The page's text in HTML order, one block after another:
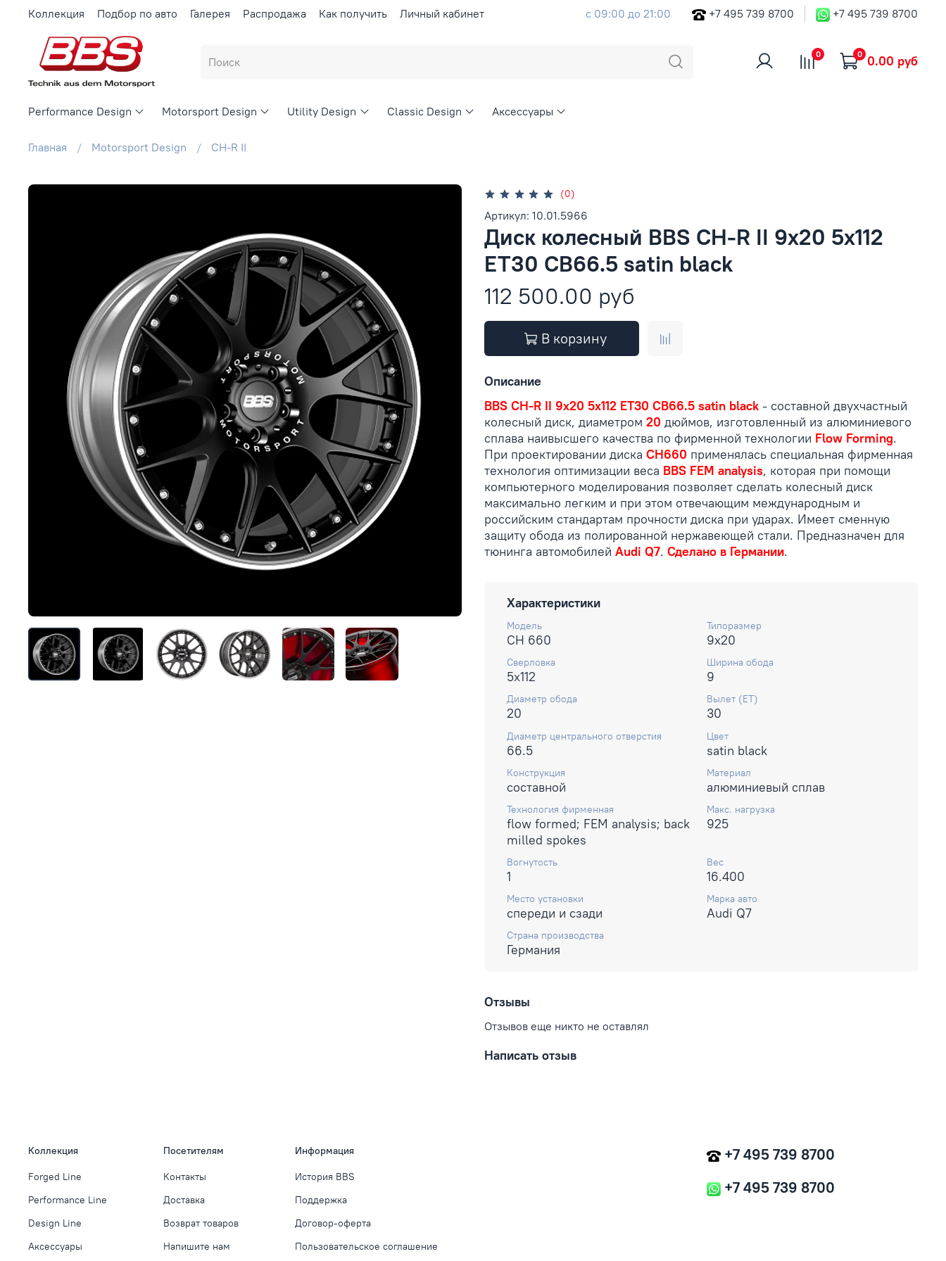
Коллекция Подбор по авто Галерея Распродажа Как получить Личный кабинет с 09:00 до 21:00 +7 495 739 8700 +7 495 739 8700
0 0 0.00 руб
Performance Design Motorsport Design Utility Design Classic Design Аксессуары
Главная Motorsport Design CH-R II
(0)
Артикул: 10.01.5966
Диск колесный BBS CH-R II 9x20 5x112
ET30 CB66.5 satin black
112 500.00 руб
В корзину
Описание
BBS CH-R II 9x20 5x112 ET30 CB66.5 satin black - составной двухчастный
колесный диск, диаметром 20 дюймов, изготовленный из алюминиевого
сплава наивысшего качества по фирменной технологии Flow Forming.
При проектировании диска CH660 применялась специальная фирменная
технология оптимизации веса BBS FEM analysis, которая при помощи
компьютерного моделирования позволяет сделать колесный диск
максимально легким и при этом отвечающим международным и
российским стандартам прочности диска при ударах. Имеет сменную
защиту обода из полированной нержавеющей стали. Предназначен для
тюнинга автомобилей Audi Q7. Сделано в Германии.
Характеристики
Модель
CH 660
Типоразмер
9x20
Сверловка
5x112
Ширина обода
9
Диаметр обода
20
Вылет (ET)
30
Диаметр центрального отверстия
66.5
Цвет
satin black
Конструкция
составной
Материал
алюминиевый сплав
Технология фирменная
flow formed; FEM analysis; back
milled spokes
Макс. нагрузка
925
Вогнутость
1
Вес
16.400
Место установки
спереди и сзади
Марка авто
Audi Q7
Страна производства
Германия
Отзывы
Отзывов еще никто не оставлял
Написать отзыв
Коллекция
Forged Line
Performance Line
Design Line
Аксессуары
Посетителям
Контакты
Доставка
Возврат товаров
Напишите нам
Информация
История BBS
Поддержка
Договор-оферта
Пользовательское соглашение
+7 495 739 8700
+7 495 739 8700